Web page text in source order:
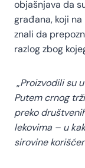
objašnjava da
građana, koji
znali da
razlog zbog
„Proizvodili su
Putem crnog
preko
lekovima – u
sirovine